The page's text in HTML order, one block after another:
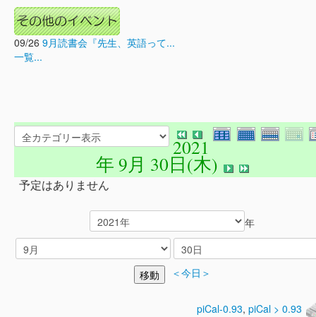
09/26 9月読書会『先生、英語って...
一覧...
2021
年 9月 30日(木)
予定はありません
年
＜今日＞
piCal-0.93, piCal > 0.93